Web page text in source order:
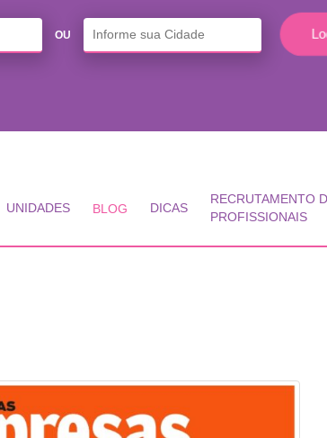
OU
UNIDADES BLOG DICAS
RECRUTAMENTO
PROFISSIONAIS